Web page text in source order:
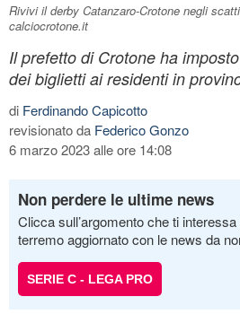
Rivivi il derby Catanzaro-Crotone negli
calciocrotone.it
Il prefetto di Crotone ha
dei biglietti ai residenti in
di Ferdinando Capicotto
revisionato da Federico Gonzo
6 marzo 2023 alle ore 14:08
Non perdere le ultime news
Clicca sull’argomento che ti
terremo aggiornato con le news da
SERIE C - LEGA PRO